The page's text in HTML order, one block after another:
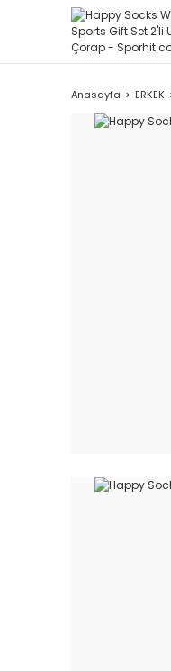
Anasayfa ERKEK